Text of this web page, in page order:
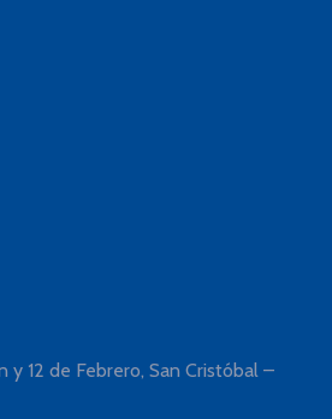
y 12 de Febrero, San Cristóbal –